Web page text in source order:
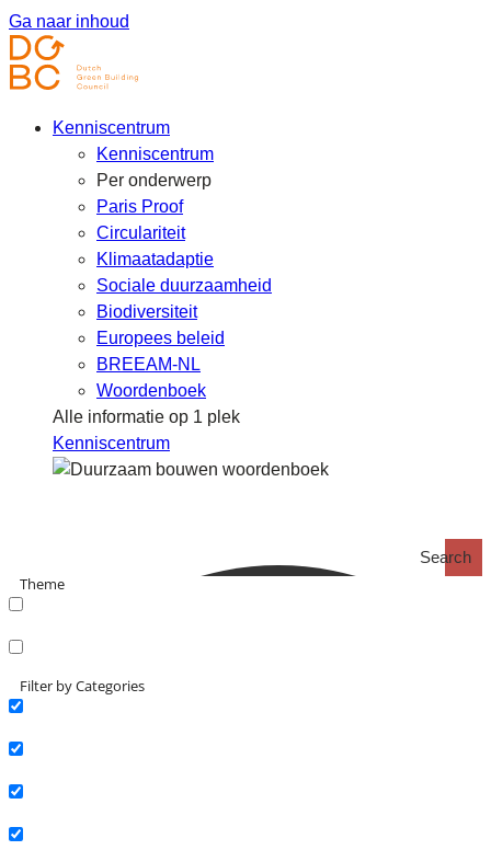
Ga naar inhoud
Kenniscentrum
Kenniscentrum
Per onderwerp
Paris Proof
Circulariteit
Klimaatadaptie
Sociale duurzaamheid
Biodiversiteit
Europees beleid
BREEAM-NL
Woordenboek
Alle informatie op 1 plek
Kenniscentrum
Search
Theme
Filter by Categories